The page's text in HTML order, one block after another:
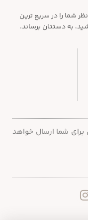
شما را در سریع ترین
به دستتان برساند.
برای شما ارسال خواهد